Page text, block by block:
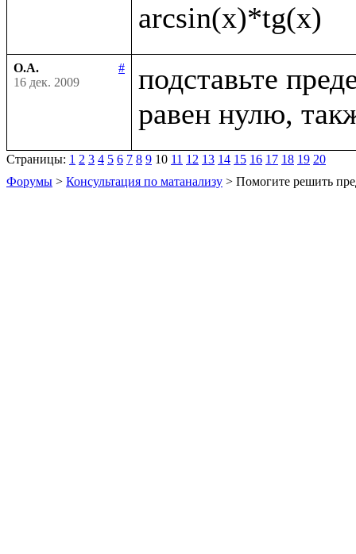
О.А.
#
16 дек. 2009
подставьте
Страницы: 1 2 3 4 5 6 7 8 9 10 11 12 13 14 15 16 17 18 19 20
Форумы > Консультация по матанализу > Помогите решить